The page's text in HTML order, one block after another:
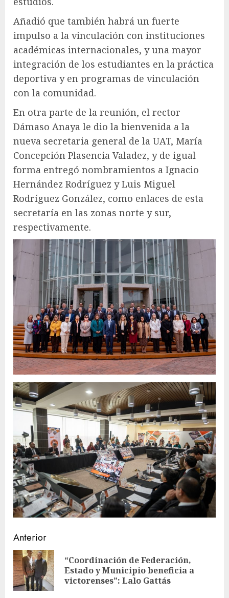
Añadió que también habrá un fuerte
impulso a la vinculación con instituciones
académicas internacionales, y una mayor
integración de los estudiantes en la práctica
deportiva y en programas de vinculación
con la comunidad.
En otra parte de la reunión, el rector
Dámaso Anaya le dio la bienvenida a la
nueva secretaria general de la UAT, María
Concepción Plasencia Valadez, y de igual
forma entregó nombramientos a Ignacio
Hernández Rodríguez y Luis Miguel
Rodríguez González, como enlaces de esta
secretaría en las zonas norte y sur,
respectivamente.
Sigue
leyendo
Anterior
“Coordinación de Federación,
Estado y Municipio beneficia a
victorenses”: Lalo Gattás